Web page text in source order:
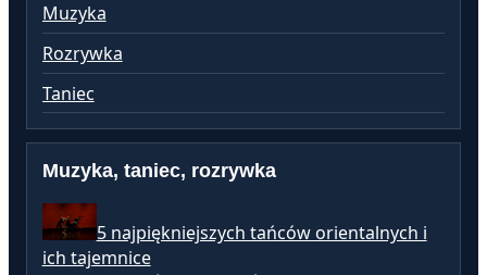
Muzyka
Rozrywka
Taniec
Muzyka, taniec, rozrywka
5 najpiękniejszych tańców orientalnych i
ich tajemnice